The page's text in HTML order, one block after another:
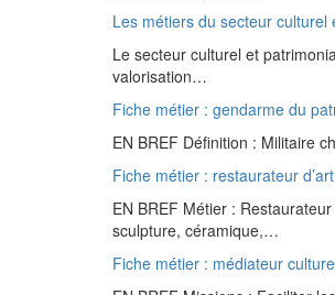
Les métiers du secteur culturel
Le secteur culturel et
valorisation…
Fiche métier : gendarme du
EN BREF Définition : Militaire
Fiche métier : restaurateur
EN BREF Métier :
sculpture, céramique,…
Fiche métier : médiateur